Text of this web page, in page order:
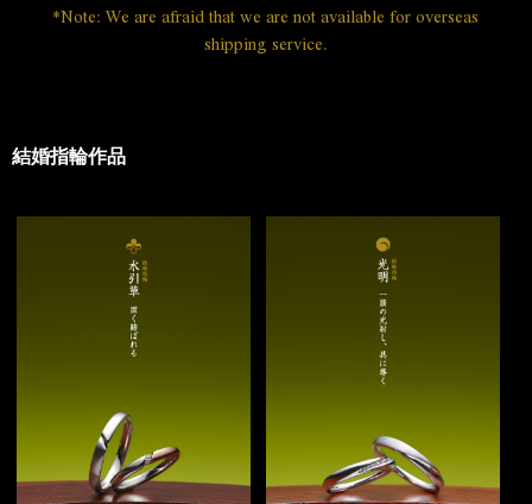
*Note: We are afraid that we are not available for overseas
shipping service.
結婚指輪作品